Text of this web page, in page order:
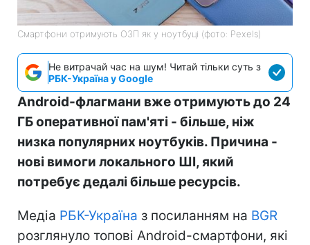
Смартфони отримують ОЗП як у ноутбуці (фото: Pexels)
Не витрачай час на шум! Читай тільки суть з
РБК-Україна у Google
Android-флагмани вже отримують до 24
ГБ оперативної пам'яті - більше, ніж
низка популярних ноутбуків. Причина -
нові вимоги локального ШІ, який
потребує дедалі більше ресурсів.
Медіа РБК-Україна з посиланням на BGR
розглянуло топові Android-смартфони, які